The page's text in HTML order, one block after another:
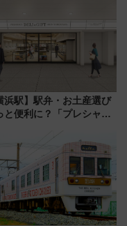
浜駅】駅弁・お土産選び
と便利に？「プレシャス
や営業時間・限定弁当